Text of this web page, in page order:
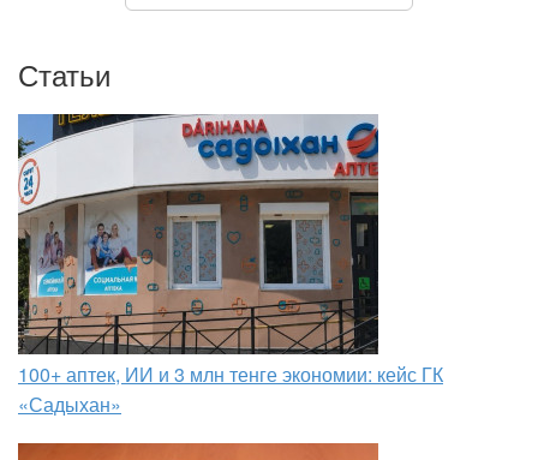
Статьи
100+ аптек, ИИ и 3 млн тенге экономии: кейс ГК
«Садыхан»